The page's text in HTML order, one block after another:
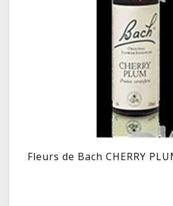
Fleurs de Bach CHERRY